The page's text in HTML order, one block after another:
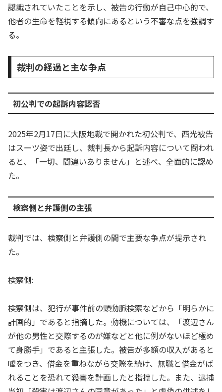
認識されていたことを示し、被告の行動が自己中心的で、
他者の生命を軽視する傾向にあるという不審な点を強調す
る。
裁判の経過と主な争点
初公判での起訴内容認否
2025年2月17日に大阪地裁で開かれた初公判で、西光被告
はスーツ姿で出廷し、裁判長から起訴内容について問われ
ると、「一切、間違いありません」と述べ、全面的に認め
た。
検察側と弁護側の主張
裁判では、検察側と弁護側の間で主要な争点が提示され
た。
検察側:
検察側は、犯行が事件前の頸動脈検索などから「明らかに
計画的」であると指摘した。動機については、「渡辺さん
が他の男性と交際するのが嫌などと他に例がないほど極め
て身勝手」であると主張した。被告が多額の収入があると
嘘をつき、借金を重ねながら交際を続け、無職と借金がば
れることを恐れて殺害を計画したと指摘した。また、逮捕